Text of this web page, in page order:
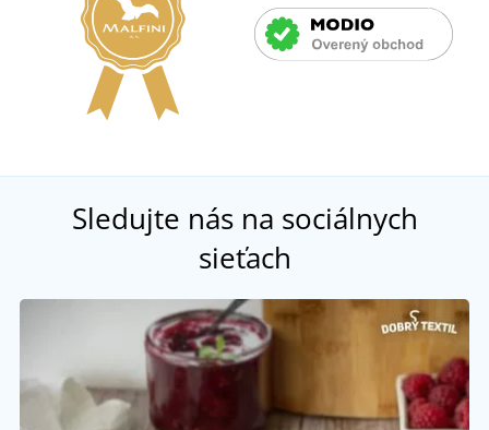
Sledujte nás na sociálnych
sieťach